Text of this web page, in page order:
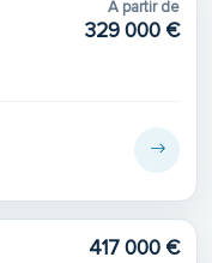
A partir de
329 000 €
417 000 €